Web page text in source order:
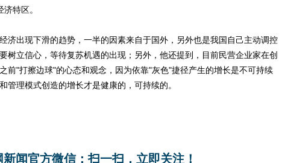
特区。
出现下滑的趋势，一半的因素来自于国外，另外也是我国自己主动调控
树立信心，等待复苏机遇的出现；另外，他还提到，目前民营企业家在创
前"打擦边球"的心态和观念，因为依靠"灰色"捷径产生的增长是不可持续
管理模式创造的增长才是健康的，可持续的。
闻官方微信：扫一扫，立即关注！